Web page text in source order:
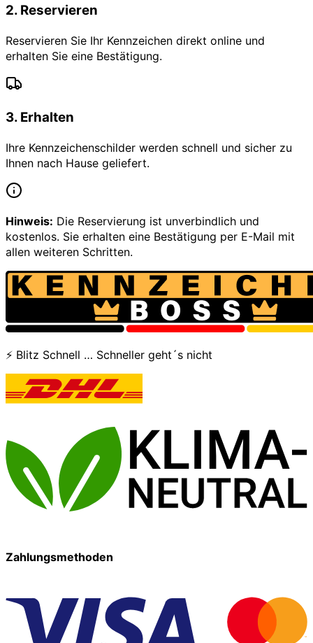
2. Reservieren
Reservieren Sie Ihr Kennzeichen direkt online und
erhalten Sie eine Bestätigung.
3. Erhalten
Ihre Kennzeichenschilder werden schnell und sicher zu
Ihnen nach Hause geliefert.
Hinweis: Die Reservierung ist unverbindlich und
kostenlos. Sie erhalten eine Bestätigung per E-Mail mit
allen weiteren Schritten.
⚡ Blitz Schnell … Schneller geht´s nicht
Zahlungsmethoden